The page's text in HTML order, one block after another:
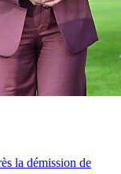
la démission de